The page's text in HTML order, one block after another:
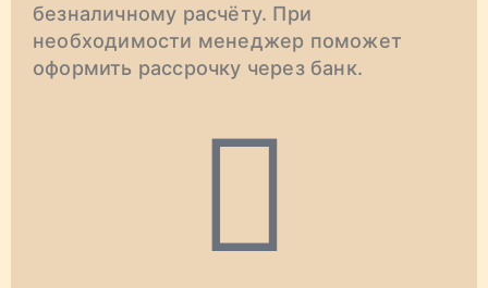
безналичному расчёту. При
необходимости менеджер поможет
оформить рассрочку через банк.